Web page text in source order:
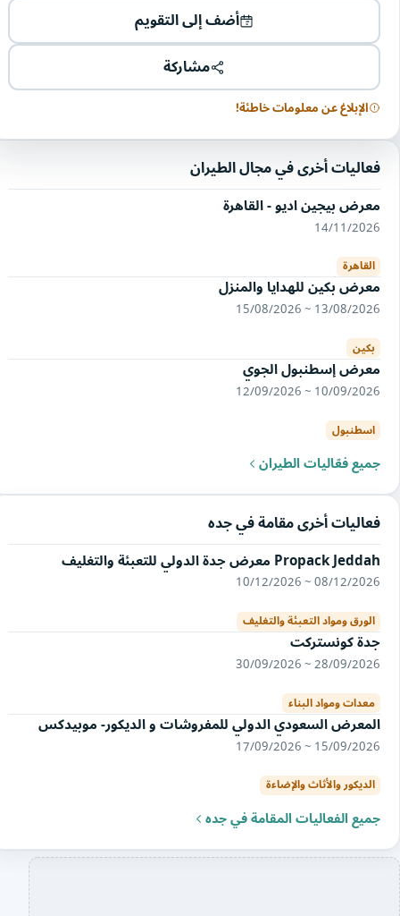
أضف إلى التقويم
مشاركة
الإبلاغ عن معلومات خاطئة!
فعاليات أخرى في مجال الطيران
معرض بيجين اديو - القاهرة
14/11/2026
القاهرة
معرض بكين للهدايا والمنزل
13/08/2026 ~ 15/08/2026
بكين
معرض إسطنبول الجوي
10/09/2026 ~ 12/09/2026
اسطنبول
جميع فعّاليات الطيران
فعاليات أخرى مقامة في جده
Propack Jeddah معرض جدة الدولي للتعبئة والتغليف
08/12/2026 ~ 10/12/2026
الورق ومواد التعبئة والتغليف
جدة كونستركت
28/09/2026 ~ 30/09/2026
معدات ومواد البناء
المعرض السعودي الدولي للمفروشات و الديكور- موبيدكس
15/09/2026 ~ 17/09/2026
الديكور والأثاث والإضاءة
جميع الفعاليات المقامة في جده